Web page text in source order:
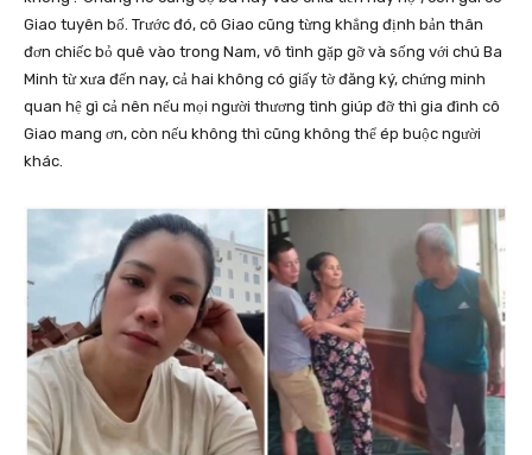
Giao tuyên bố. Trước đó, cô Giao cũng từng khẳng định bản thân
đơn chiếc bỏ quê vào trong Nam, vô tình gặp gỡ và sống với chú Ba
Minh từ xưa đến nay, cả hai không có giấy tờ đăng ký, chứng minh
quan hệ gì cả nên nếu mọi người thương tình giúp đỡ thì gia đình cô
Giao mang ơn, còn nếu không thì cũng không thể ép buộc người
khác.